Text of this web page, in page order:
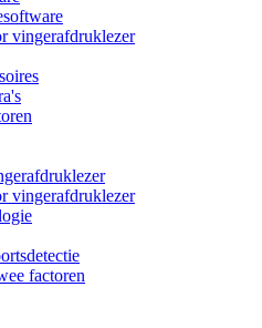
vingerafdruklezer
vingerafdruklezer
factoren